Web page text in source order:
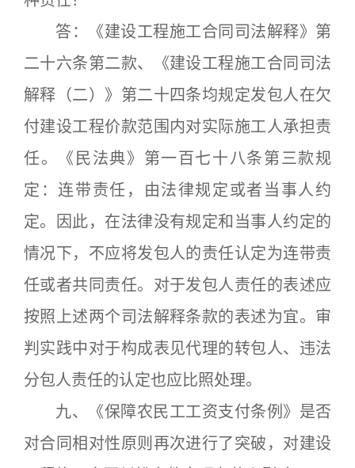
答：《建设工程施工合同司法解释》第
二十六条第二款、《建设工程施工合同司法
解释（二）》第二十四条均规定发包人在欠
付建设工程价款范围内对实际施工人承担责
任。《民法典》第一百七十八条第三款规
定：连带责任，由法律规定或者当事人约
定。因此，在法律没有规定和当事人约定的
情况下，不应将发包人的责任认定为连带责
任或者共同责任。对于发包人责任的表述应
按照上述两个司法解释条款的表述为宜。审
判实践中对于构成表见代理的转包人、违法
分包人责任的认定也应比照处理。
九、《保障农民工工资支付条例》是否
对合同相对性原则再次进行了突破，对建设